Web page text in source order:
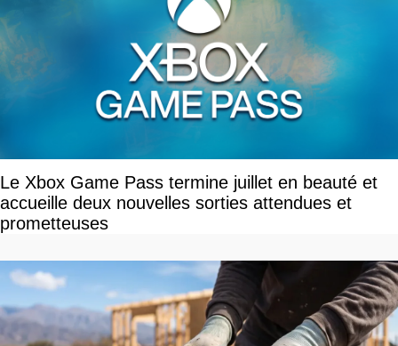
Le Xbox Game Pass termine juillet en beauté et
accueille deux nouvelles sorties attendues et
prometteuses